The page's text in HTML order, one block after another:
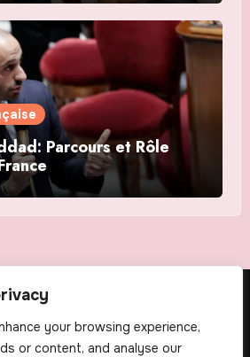
your browsing experience,
or content, and analyse our
Parcours et Rôle
Scribens